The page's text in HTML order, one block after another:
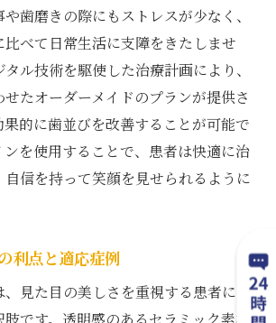
歯磨きの際にもストレスが少なく、
べて日常生活に支障をきたしませ
ル技術を駆使した治療計画により、
たオーダーメイドのプランが提供さ
的に歯並びを改善することが可能で
を使用することで、患者は快適に治
信を持って笑顔を見せられるように
利点と適応症例
見た目の美しさを重視する患者にと